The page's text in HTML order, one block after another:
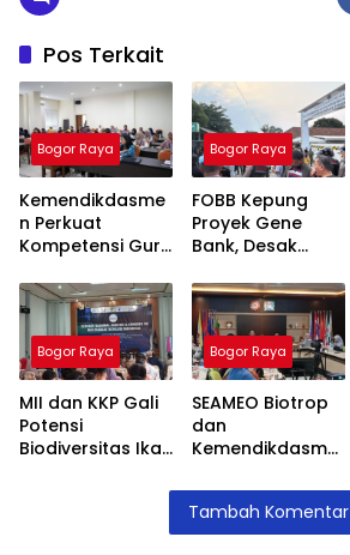
Pos Terkait
Bogor Raya
Kemendikdasme
n Perkuat
Kompetensi Guru
Lalubi Untuk
Apresiasi ABK
Bogor Raya
FOBB Kepung
Proyek Gene
Bank, Desak
Pembangunan
Dihentikan
Bogor Raya
MII dan KKP Gali
Potensi
Biodiversitas Ikan
Bogor Raya
SEAMEO Biotrop
dan
Kemendikdasme
Urban Farming
untuk Guru SLB
Tambah Komentar